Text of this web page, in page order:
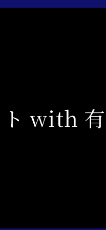
ト with